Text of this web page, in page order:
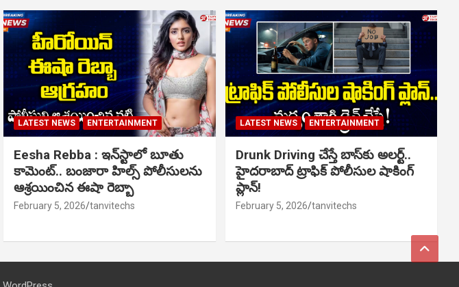
LATEST NEWS ENTERTAINMENT
Eesha Rebba : ఇన్‌స్టాలో బూతు
కామెంట్.. బంజారా హిల్స్ పోలీసులను
ఆశ్రయించిన ఈషా రెబ్బా
February 5, 2026 tanvitechs
LATEST NEWS ENTERTAINMENT
Drunk Driving చేస్తే బాస్‌కు అలర్ట్..
హైదరాబాద్ ట్రాఫిక్ పోలీసుల షాకింగ్
ప్లాన్!
February 5, 2026 tanvitechs